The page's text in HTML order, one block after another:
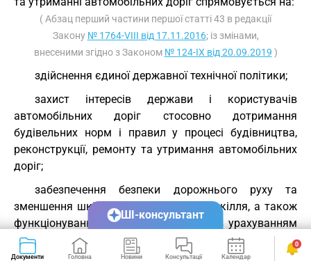
( Абзац перший частини першої статті 43 в редакції
Закону № 1764-VIII від 17.11.2016; із змінами,
внесеними згідно з Законом № 124-IX від 20.09.2019 )
здійснення єдиної державної технічної політики;
захист інтересів держави і користувачів
автомобільних доріг стосовно дотримання
будівельних норм і правил у процесі будівництва,
реконструкції, ремонту та утримання автомобільних
доріг;
забезпечення безпеки дорожнього руху та
зменшення шкідливого впливу на довкілля, а також
функціонування автомобільних доріг з урахуванням
ризику виникнення природних і техногенних
катастроф та інших надзвичайних ситуацій;
Документи Головна Новини Консультації Календар Сервіси
0
ШІ-консультант